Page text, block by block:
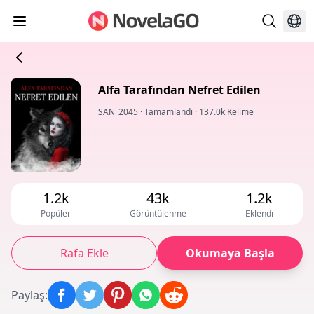
Alfa Tarafından Nefret Edilen
SAN_2045 ·Tamamlandı · 137.0k Kelime
1.2k
Popüler
43k
Görüntülenme
1.2k
Eklendi
Rafa Ekle Okumaya Başla
Paylaş: